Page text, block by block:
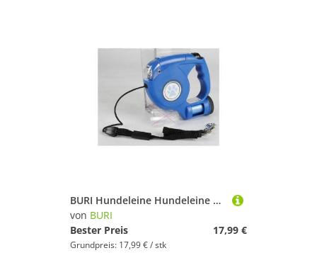
BURI Hundeleine Hundeleine mit 4 LEDs+20 Kotbeutel L:4,6m Haustierbedarf Hunde Leine
von BURI
Bester Preis
17,99 €
Grundpreis: 17,99 € / stk